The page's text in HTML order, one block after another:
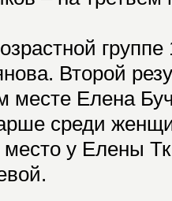
группе
Второй
месте Елена
среди
место у Елены